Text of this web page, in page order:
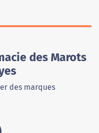
des Marots
des marques